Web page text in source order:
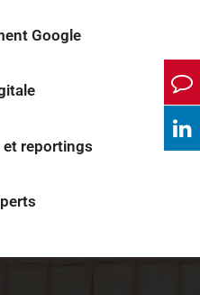
Google
reportings